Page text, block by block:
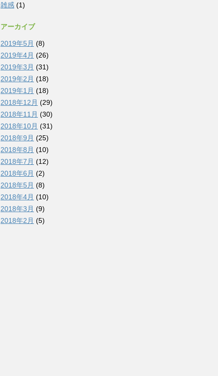
雑感 (1)
アーカイブ
2019年5月 (8)
2019年4月 (26)
2019年3月 (31)
2019年2月 (18)
2019年1月 (18)
2018年12月 (29)
2018年11月 (30)
2018年10月 (31)
2018年9月 (25)
2018年8月 (10)
2018年7月 (12)
2018年6月 (2)
2018年5月 (8)
2018年4月 (10)
2018年3月 (9)
2018年2月 (5)